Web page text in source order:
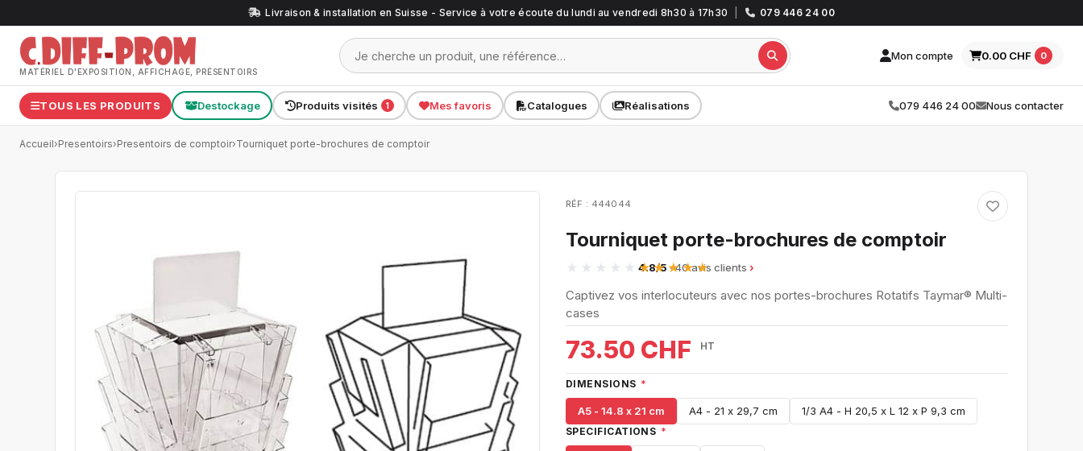
Livraison & installation en Suisse - Service à votre écoute du lundi au vendredi 8h30 à 17h30 079 446 24 00
MATÉRIEL D'EXPOSITION, AFFICHAGE, PRÉSENTOIRS
Mon compte 0.00 CHF 0
TOUS LES PRODUITS Destockage Produits visités 1 Mes favoris Catalogues Réalisations 079 446 24 00 Nous contacter
Accueil›Presentoirs›Presentoirs de comptoir›Tourniquet porte-brochures de comptoir
RÉF : 444044
Tourniquet porte-brochures de comptoir
4.8/5· 40 avis clients
Captivez vos interlocuteurs avec nos portes-brochures Rotatifs Taymar® Multi-
cases
73.50 CHF HT
DIMENSIONS *
A5 - 14.8 x 21 cm A4 - 21 x 29,7 cm 1/3 A4 - H 20,5 x L 12 x P 9,3 cm
SPECIFICATIONS *